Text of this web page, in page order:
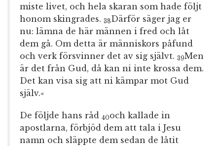
miste livet, och hela skaran som hade följt
honom skingrades. 38Därför säger jag er
nu: lämna de här männen i fred och låt
dem gå. Om detta är människors påfund
och verk försvinner det av sig självt. 39Men
är det från Gud, då kan ni inte krossa dem.
Det kan visa sig att ni kämpar mot Gud
själv.«
De följde hans råd 40och kallade in
apostlarna, förbjöd dem att tala i Jesu
namn och släppte dem sedan de låtit